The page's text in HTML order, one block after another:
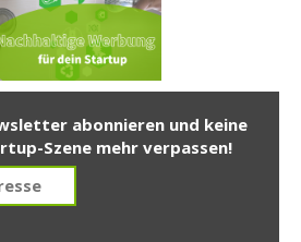
abonnieren und keine
Szene mehr verpassen!